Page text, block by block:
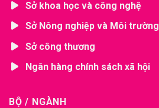
Sở khoa học và công nghệ
Sở Nông nghiệp và Môi trường
Sở công thương
Ngân hàng chính sách xã hội
BỘ / NGÀNH